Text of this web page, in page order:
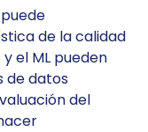
de la calidad
el ML pueden
de datos
del